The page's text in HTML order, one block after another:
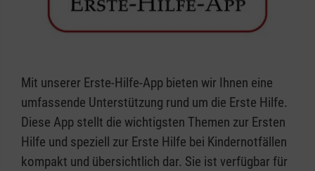
Mit unserer Erste-Hilfe-App bieten wir Ihnen eine
umfassende Unterstützung rund um die Erste Hilfe.
Diese App stellt die wichtigsten Themen zur Ersten
Hilfe und speziell zur Erste Hilfe bei Kindernotfällen
kompakt und übersichtlich dar. Sie ist verfügbar für